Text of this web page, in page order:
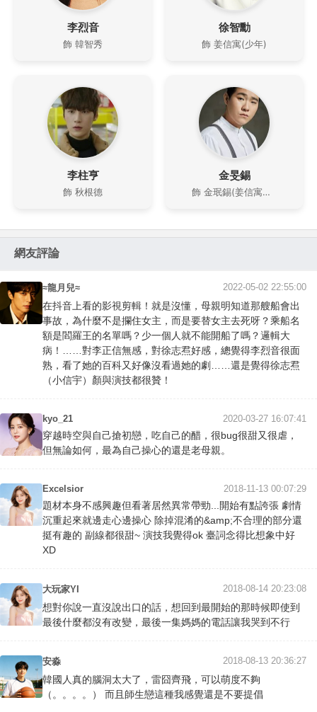
李烈音
飾 韓智秀
徐智勳
飾 姜信寓(少年)
李柱亨
飾 秋根德
金旻錫
飾 金珉錫(姜信寓的高中班長)
網友評論
≈龍月兒≈ 2022-05-02 22:55:00
在抖音上看的影視剪輯！就是沒懂，母親明知道那艘船會出
事故，為什麼不是攔住女主，而是要替女主去死呀？乘船名
額是閻羅王的名單嗎？少一個人就不能開船了嗎？邏輯大
病！……對李正信無感，對徐志焄好感，總覺得李烈音很面
熟，看了她的百科又好像沒看過她的劇……還是覺得徐志焄
（小信宇）顏與演技都很贊！
kyo_21 2020-03-27 16:07:41
穿越時空與自己搶初戀，吃自己的醋，很bug很甜又很虐，
但無論如何，最為自己操心的還是老母親。
Excelsior 2018-11-13 00:07:29
題材本身不感興趣但看著居然異常帶勁...開始有點誇張 劇情
沉重起來就邊走心邊操心 除掉混淆的&amp;不合理的部分還
挺有趣的 副線都很甜~ 演技我覺得ok 臺詞念得比想象中好
XD
大玩家YI 2018-08-14 20:23:08
想對你說一直沒說出口的話，想回到最開始的那時候即使到
最後什麼都沒有改變，最後一集媽媽的電話讓我哭到不行
安淼 2018-08-13 20:36:27
韓國人真的腦洞太大了，雷囧齊飛，可以萌度不夠
（。。。。） 而且師生戀這種我感覺還是不要提倡